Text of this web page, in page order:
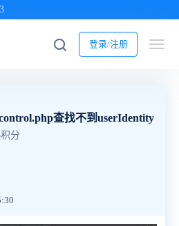
登录/注册
查找不到userIdentity
分